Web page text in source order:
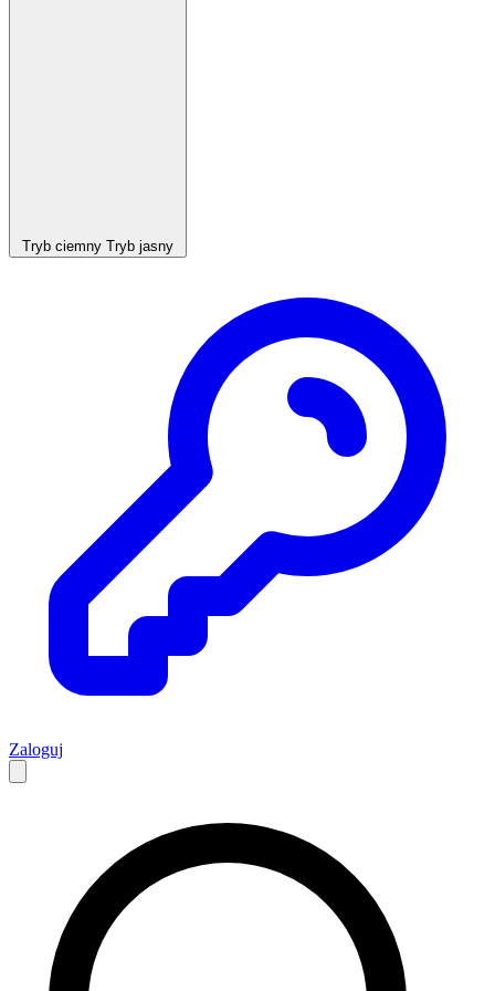
Tryb ciemny Tryb jasny
Zaloguj